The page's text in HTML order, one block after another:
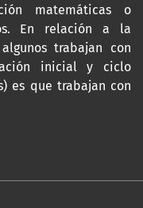
matemáticas o
En relación a la
trabajan con
inicial y ciclo
es que trabajan con